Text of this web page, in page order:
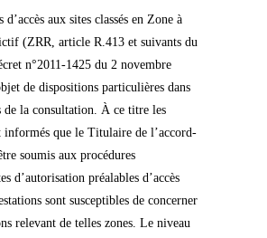
aux sites classés en Zone à
(ZRR, article R.413 et suivants du
n°2011-1425 du 2 novembre
de dispositions particulières dans
de la consultation. À ce titre les
informés que le Titulaire de l’accord-
soumis aux procédures
d’autorisation préalables d’accès
sont susceptibles de concerner
relevant de telles zones. Le niveau